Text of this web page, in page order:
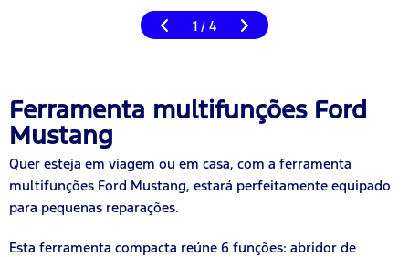
1 / 4
Ferramenta multifunções Ford
Mustang
Quer esteja em viagem ou em casa, com a ferramenta
multifunções Ford Mustang, estará perfeitamente equipado
para pequenas reparações.
Esta ferramenta compacta reúne 6 funções: abridor de